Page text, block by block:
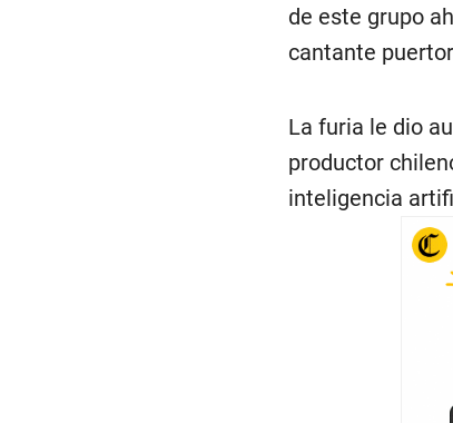
de este grupo
cantante
La furia le dio
productor
inteligencia